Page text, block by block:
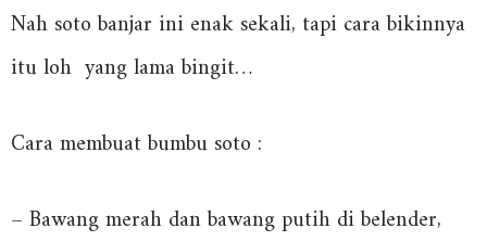
Nah soto banjar ini enak sekali, tapi cara bikinnya
itu loh yang lama bingit…
Cara membuat bumbu soto :
– Bawang merah dan bawang putih di belender,